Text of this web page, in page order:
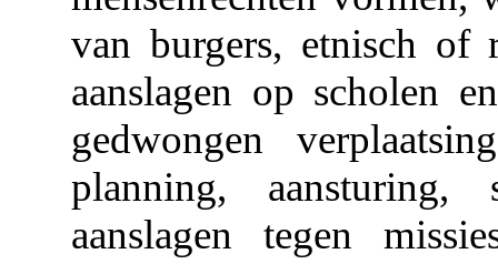
van burgers, etnisch of
aanslagen op scholen
gedwongen
planning,
aanslagen tegen